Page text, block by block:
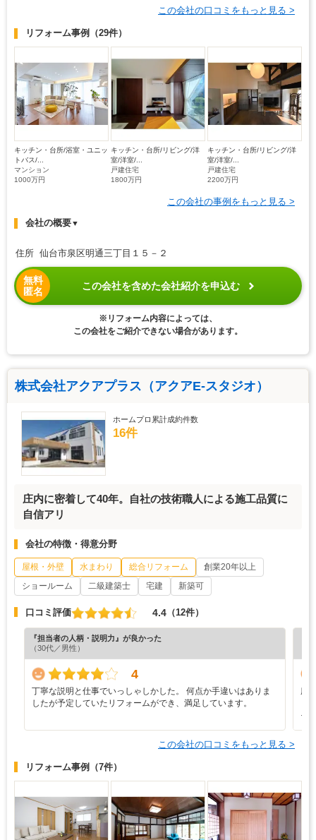
この会社の口コミをもっと見る >
リフォーム事例 （29件）
キッチン・台所/浴室・ユニッ
トバス/...
マンション
1000万円
キッチン・台所/リビング/洋
室/洋室/...
戸建住宅
1800万円
キッチン・台所/リビング/洋
室/洋室/...
戸建住宅
2200万円
この会社の事例をもっと見る >
会社の概要▼
住所 仙台市泉区明通三丁目１５－２
無料
匿名
この会社を含めた会社紹介を申込む
※リフォーム内容によっては、
この会社をご紹介できない場合があります。
株式会社アクアプラス（アクアE-スタジオ）
ホームプロ累計成約件数
16件
庄内に密着して40年。自社の技術職人による施工品質に
自信アリ
会社の特徴・得意分野
屋根・外壁 水まわり 総合リフォーム
創業20年以上
ショールーム
二級建築士 宅建 新築可
口コミ評価 4.4 （12件）
『担当者の人柄・説明力』が良かった
（30代／男性）
4
丁寧な説明と仕事でいっしゃしかした。 何点か手違いはありま
したが予定していたリフォームができ、満足しています。
廊
そ
この会社の口コミをもっと見る >
リフォーム事例 （7件）